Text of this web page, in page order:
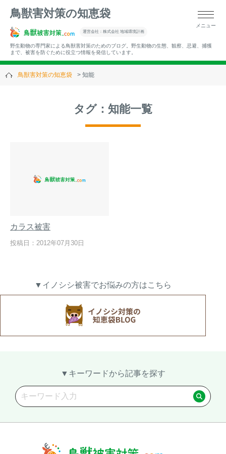
鳥獣害対策の知恵袋
運営会社：株式会社 地域環境計画
野生動物の専門家による鳥獣害対策のためのブログ。野生動物の生態、観察、忌避、捕獲
まで、被害を防ぐために役立つ情報を発信しています。
メニュー
▼キーワードから記事を探す
アウトドアライフを送るため
クビシン被害を減らすため
ご相談
お問い合わせ
ショップ
鳥獣害対策の知恵袋 知能
タグ：知能一覧
カラス被害
投稿日：2012年07月30日
▼イノシシ被害でお悩みの方はこちら
▼キーワードから記事を探す